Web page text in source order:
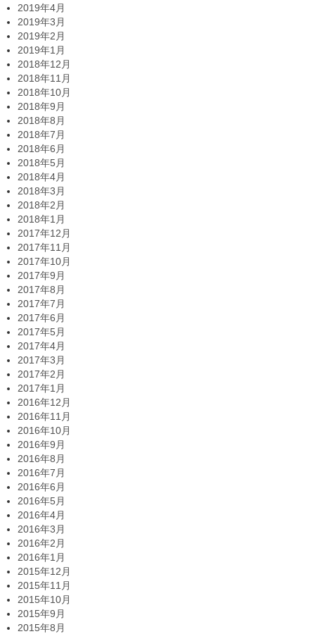
2019年4月
2019年3月
2019年2月
2019年1月
2018年12月
2018年11月
2018年10月
2018年9月
2018年8月
2018年7月
2018年6月
2018年5月
2018年4月
2018年3月
2018年2月
2018年1月
2017年12月
2017年11月
2017年10月
2017年9月
2017年8月
2017年7月
2017年6月
2017年5月
2017年4月
2017年3月
2017年2月
2017年1月
2016年12月
2016年11月
2016年10月
2016年9月
2016年8月
2016年7月
2016年6月
2016年5月
2016年4月
2016年3月
2016年2月
2016年1月
2015年12月
2015年11月
2015年10月
2015年9月
2015年8月